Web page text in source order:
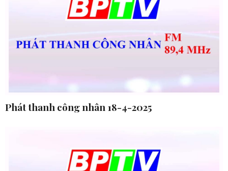
Phát thanh công nhân 18-4-2025